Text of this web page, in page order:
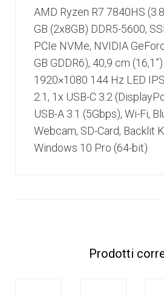
AMD Ryzen R7 7840HS
GB (2x8GB) DDR5-5600,
PCIe NVMe, NVIDIA
GB GDDR6), 40,9 cm
1920×1080 144 Hz LED
2.1, 1x USB-C 3.2
USB-A 3.1 (5Gbps), Wi-Fi,
Webcam, SD-Card, Backlit
Windows 10 Pro (64-bit)
Prodotti